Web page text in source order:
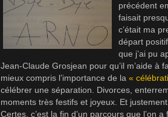
précédent
faisait
c’était ma
départ
que j’ai pu
Jean-Claude Grosjean pour qu’il m’aide à
mieux compris l’importance de la «
célébrer une séparation. Divorces,
moments très festifs et joyeux. Et
Certes, c’est la fin d’un parcours que l’on